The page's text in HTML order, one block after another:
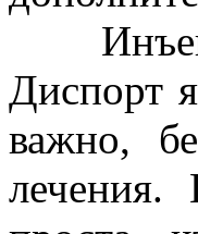
Диспорт
важно,
лечения.